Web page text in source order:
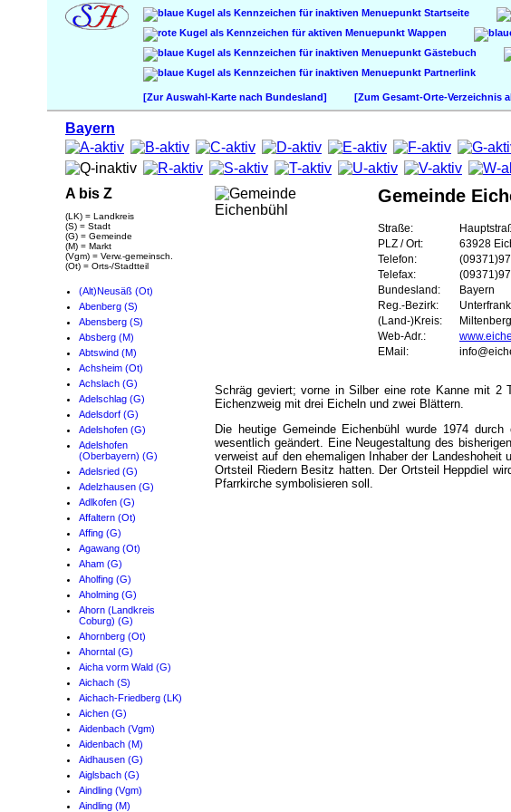
Startseite
Wappen
Gästebuch
Partnerlink
[Zur Auswahl-Karte nach Bundesland] [Zum Gesamt-Orte-Verzeichnis
Bayern
A bis Z
(LK) = Landkreis
(S) = Stadt
(G) = Gemeinde
(M) = Markt
(Vgm) = Verw.-gemeinsch.
(Ot) = Orts-/Stadtteil
(Alt)Neusäß (Ot)
Abenberg (S)
Abensberg (S)
Absberg (M)
Abtswind (M)
Achsheim (Ot)
Achslach (G)
Adelschlag (G)
Adelsdorf (G)
Adelshofen (G)
Adelshofen
(Oberbayern) (G)
Adelsried (G)
Adelzhausen (G)
Adlkofen (G)
Affaltern (Ot)
Affing (G)
Agawang (Ot)
Aham (G)
Aholfing (G)
Aholming (G)
Ahorn (Landkreis
Coburg) (G)
Ahornberg (Ot)
Ahorntal (G)
Aicha vorm Wald (G)
Aichach (S)
Aichach-Friedberg (LK)
Aichen (G)
Aidenbach (Vgm)
Aidenbach (M)
Aidhausen (G)
Aiglsbach (G)
Aindling (Vgm)
Aindling (M)
Gemeinde
Straße:
PLZ / Ort:
63928
Telefon:
Telefax:
Bundesland:
Bayern
Reg.-Bezirk:
(Land-)Kreis:
Miltenberg
Web-Adr.:
EMail:
Schräg geviert; vorne in Silber eine rote Kanne mit 2
Eichenzweig mit drei Eicheln und zwei Blättern.
Die heutige Gemeinde Eichenbühl wurde 1974
wesentlich geändert. Eine Neugestaltung des
verweist auf den ehemaligen Inhaber der
Ortsteil Riedern Besitz hatten. Der Ortsteil Heppdiel
Pfarrkirche symbolisieren soll.